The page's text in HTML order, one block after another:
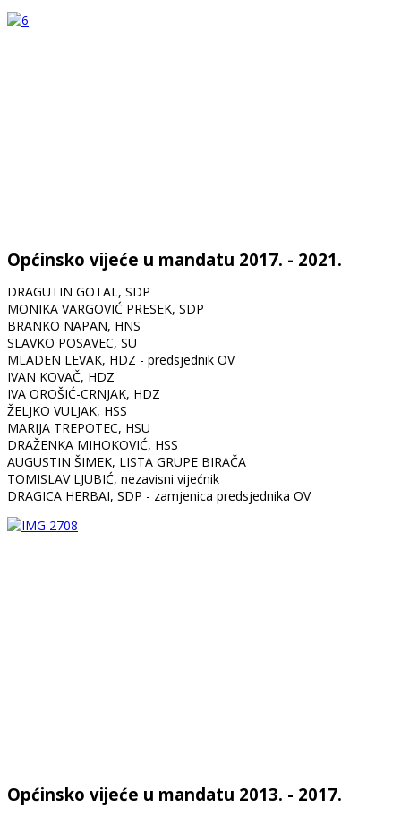
Općinsko vijeće u mandatu 2017. - 2021.
DRAGUTIN GOTAL, SDP
MONIKA VARGOVIĆ PRESEK, SDP
BRANKO NAPAN, HNS
SLAVKO POSAVEC, SU
MLADEN LEVAK, HDZ - predsjednik OV
IVAN KOVAČ, HDZ
IVA OROŠIĆ-CRNJAK, HDZ
ŽELJKO VULJAK, HSS
MARIJA TREPOTEC, HSU
DRAŽENKA MIHOKOVIĆ, HSS
AUGUSTIN ŠIMEK, LISTA GRUPE BIRAČA
TOMISLAV LJUBIĆ, nezavisni vijećnik
DRAGICA HERBAI, SDP - zamjenica predsjednika OV
Općinsko vijeće u mandatu 2013. - 2017.